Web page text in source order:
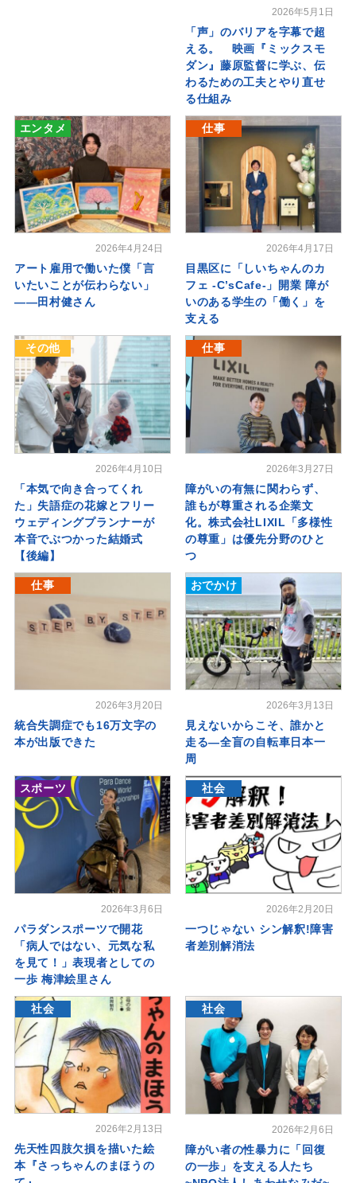
2026年5月1日
「声」のバリアを字幕で超
える。 映画『ミックスモ
ダン』藤原監督に学ぶ、伝
わるための工夫とやり直せ
る仕組み
エンタメ
2026年4月24日
アート雇用で働いた僕「言
いたいことが伝わらない」
――田村健さん
仕事
2026年4月17日
目黒区に「しいちゃんのカ
フェ -C’sCafe-」開業 障が
いのある学生の「働く」を
支える
その他
2026年4月10日
「本気で向き合ってくれ
た」失語症の花嫁とフリー
ウェディングプランナーが
本音でぶつかった結婚式
【後編】
仕事
2026年3月27日
障がいの有無に関わらず、
誰もが尊重される企業文
化。株式会社LIXIL「多様性
の尊重」は優先分野のひと
つ
仕事
2026年3月20日
統合失調症でも16万文字の
本が出版できた
おでかけ
2026年3月13日
見えないからこそ、誰かと
走る―全盲の自転車日本一
周
スポーツ
2026年3月6日
パラダンスポーツで開花
「病人ではない、元気な私
を見て！」表現者としての
一歩 梅津絵里さん
社会
2026年2月20日
一つじゃない シン解釈!障害
者差別解消法
社会
2026年2月13日
先天性四肢欠損を描いた絵
本『さっちゃんのまほうの
社会
2026年2月6日
障がい者の性暴力に「回復
の一歩」を支える人たち